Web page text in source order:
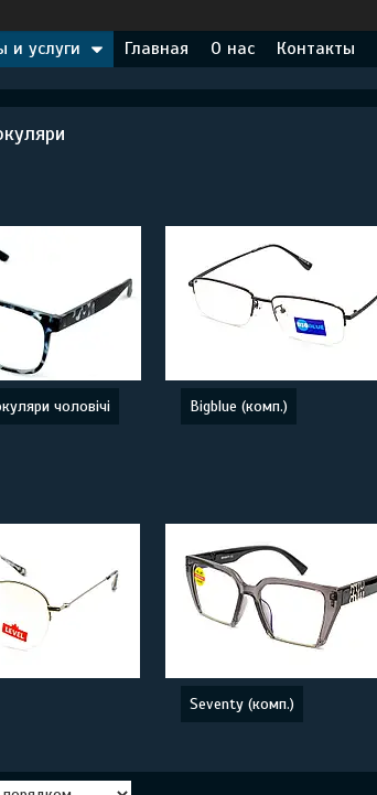
и услуги Главная О нас Контакты
чоловічі Bigblue (комп.)
Seventy (комп.)